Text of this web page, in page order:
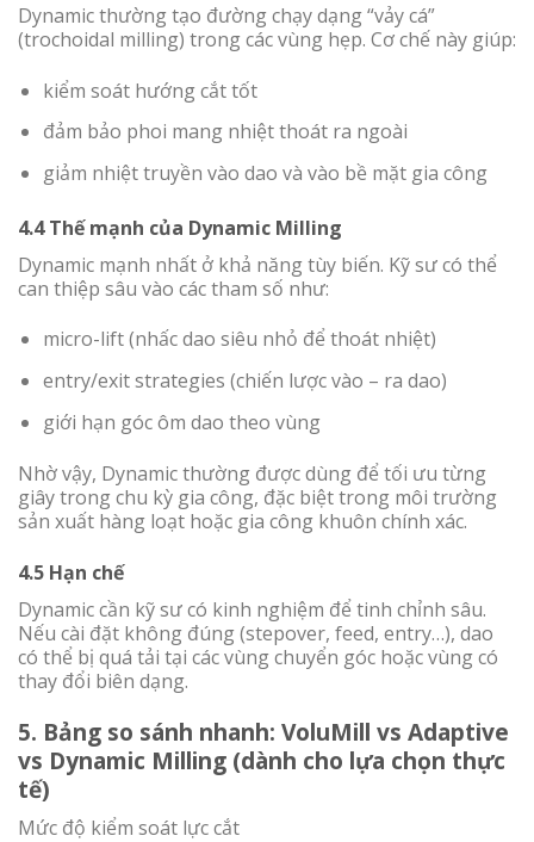
Dynamic thường tạo đường chạy dạng “vảy cá”
(trochoidal milling) trong các vùng hẹp. Cơ chế này giúp:
kiểm soát hướng cắt tốt
đảm bảo phoi mang nhiệt thoát ra ngoài
giảm nhiệt truyền vào dao và vào bề mặt gia công
4.4 Thế mạnh của Dynamic Milling
Dynamic mạnh nhất ở khả năng tùy biến. Kỹ sư có thể
can thiệp sâu vào các tham số như:
micro-lift (nhấc dao siêu nhỏ để thoát nhiệt)
entry/exit strategies (chiến lược vào – ra dao)
giới hạn góc ôm dao theo vùng
Nhờ vậy, Dynamic thường được dùng để tối ưu từng
giây trong chu kỳ gia công, đặc biệt trong môi trường
sản xuất hàng loạt hoặc gia công khuôn chính xác.
4.5 Hạn chế
Dynamic cần kỹ sư có kinh nghiệm để tinh chỉnh sâu.
Nếu cài đặt không đúng (stepover, feed, entry…), dao
có thể bị quá tải tại các vùng chuyển góc hoặc vùng có
thay đổi biên dạng.
5. Bảng so sánh nhanh: VoluMill vs Adaptive
vs Dynamic Milling (dành cho lựa chọn thực
tế)
Mức độ kiểm soát lực cắt